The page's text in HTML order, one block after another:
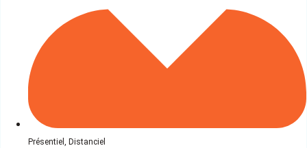
Présentiel, Distanciel